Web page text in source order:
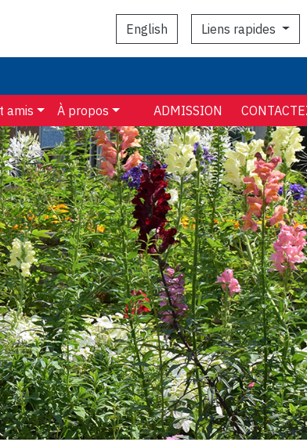
English Liens rapides
amis À propos ADMISSION